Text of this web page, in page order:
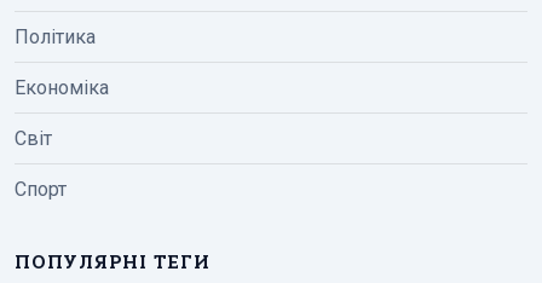
Політика
Економіка
Світ
Спорт
ПОПУЛЯРНІ ТЕГИ